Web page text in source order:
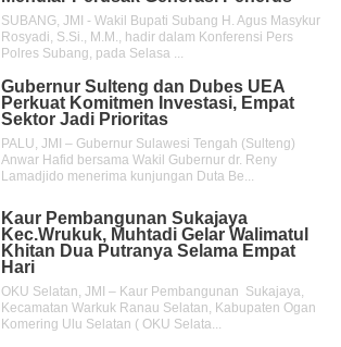
SUBANG, JMI - Wakil Bupati Subang H. Agus Masykur
Rosyadi, S.Si., M.M., hadir dalam Konferensi Pers
Polres Subang, pada Selasa ...
Gubernur Sulteng dan Dubes UEA
Perkuat Komitmen Investasi, Empat
Sektor Jadi Prioritas
PALU, JMI – Gubernur Sulawesi Tengah (Sulteng)
Anwar Hafid bersama Wakil Gubernur dr. Reny
Lamadjido menerima kunjungan Duta Be...
Kaur Pembangunan Sukajaya
Kec.Wrukuk, Muhtadi Gelar Walimatul
Khitan Dua Putranya Selama Empat
Hari
OKU Selatan, JMI – Kaur Pembangunan Sukajaya,
Kecamatan Warkuk Ranau Selatan, Kabupaten Ogan
Komering Ulu Selatan ( OKU Selata...